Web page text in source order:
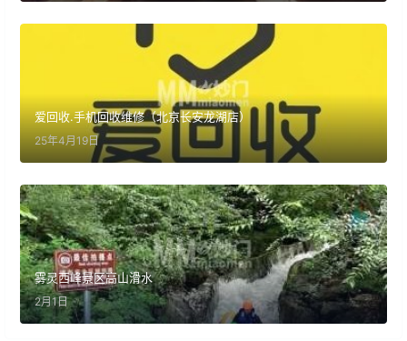
爱回收.手机回收维修（北京长安龙湖店）
25年4月19日
雾灵西峰景区高山滑水
2月1日